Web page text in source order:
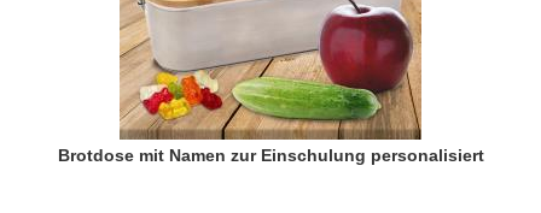
Brotdose mit Namen zur Einschulung personalisiert